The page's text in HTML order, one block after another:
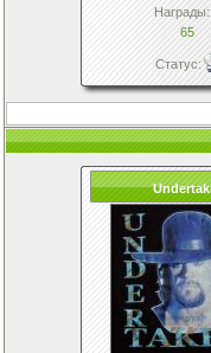
65
Статус: